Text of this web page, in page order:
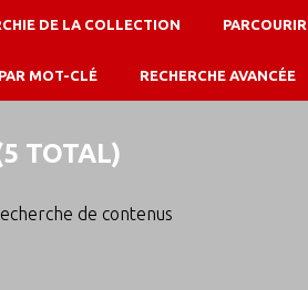
DE LA COLLECTION
MOT-CLÉ RECHERCHE AVANCÉE
TOTAL)
de contenus